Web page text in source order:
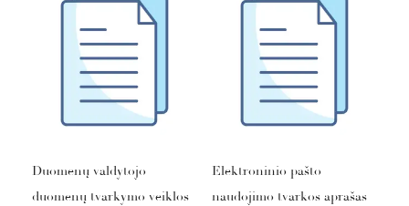
Duomenų valdytojo
duomenų tvarkymo veiklos
Elektroninio pašto
naudojimo tvarkos aprašas